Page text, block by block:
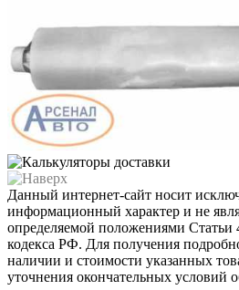
Данный интернет-сайт носит
информационный характер и не
определяемой положениями Статьи
кодекса РФ. Для получения
наличии и стоимости указанных
уточнения окончательных условий